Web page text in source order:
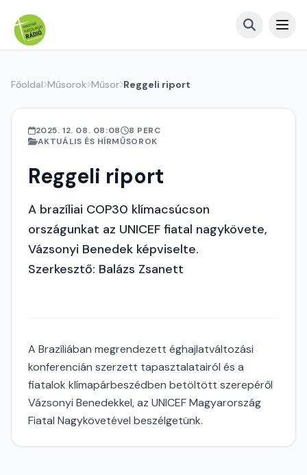
Főoldal Műsorok Műsor Reggeli riport
2025. 12. 08. 08:08
8 PERC
AKTUÁLIS ÉS HÍRMŰSOROK
Reggeli riport
A brazíliai COP30 klímacsúcson
országunkat az UNICEF fiatal nagykövete,
Vázsonyi Benedek képviselte.
Szerkesztő: Balázs Zsanett
A Brazíliában megrendezett éghajlatváltozási
konferencián szerzett tapasztalatairól és a
fiatalok klímapárbeszédben betöltött szerepéről
Vázsonyi Benedekkel, az UNICEF Magyarország
Fiatal Nagykövetével beszélgetünk.